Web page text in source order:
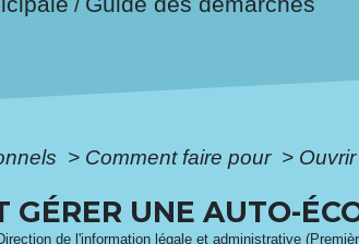
/
> Comment faire pour >
GÉRER UNE AUTO-
de l'information légale et administrative